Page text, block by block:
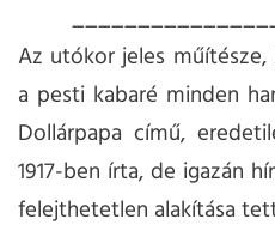
Az utókor jeles
a pesti kabaré minden
Dollárpapa című,
1917-ben írta, de igazán
felejthetetlen alakítása